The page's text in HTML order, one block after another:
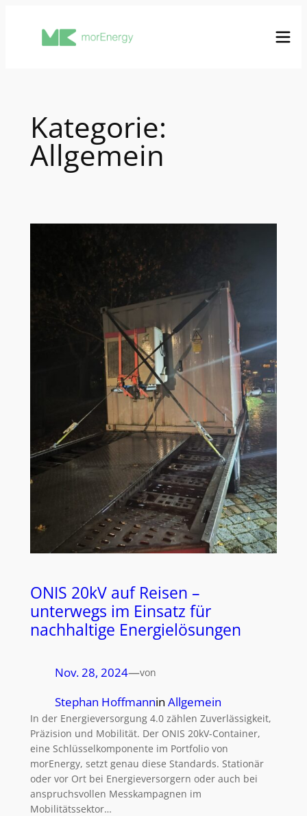
springen
Kategorie:
Allgemein
ONIS 20kV auf Reisen –
unterwegs im Einsatz für
nachhaltige Energielösungen
Nov. 28, 2024—von
Stephan Hoffmannin Allgemein
In der Energieversorgung 4.0 zählen Zuverlässigkeit,
Präzision und Mobilität. Der ONIS 20kV-Container,
eine Schlüsselkomponente im Portfolio von
morEnergy, setzt genau diese Standards. Stationär
oder vor Ort bei Energieversorgern oder auch bei
anspruchsvollen Messkampagnen im
Mobilitätssektor…